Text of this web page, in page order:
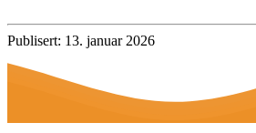
Publisert: 13. januar 2026